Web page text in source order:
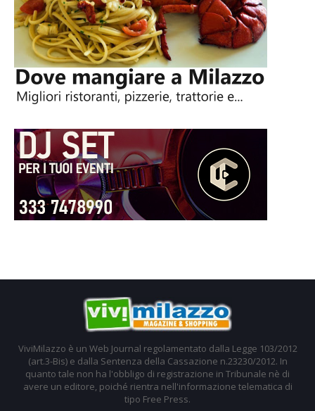
ViviMilazzo è un Web Journal regolamentato dalla Legge 103/2012
(art.3-Bis) e dalla Sentenza della Cassazione n.23230/2012. In
quanto tale non ha l'obbligo di registrazione in Tribunale nè di
avere un editore, poiché rientra nell'informazione telematica di
tipo Free Press.